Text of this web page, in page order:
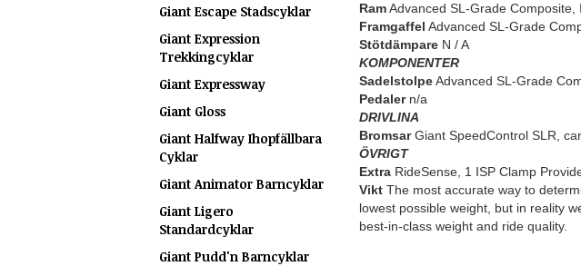
Giant Escape Stadscyklar
Giant Expression
Trekkingcyklar
Giant Expressway
Giant Gloss
Giant Halfway Ihopfällbara
Cyklar
Giant Animator Barncyklar
Giant Ligero
Standardcyklar
Giant Pudd'n Barncyklar
RamAdvanced SL-Grade Composite,
Framgaffel Advanced SL-Grade
StötdämpareN / A
KOMPONENTER
SadelstolpeAdvanced SL-Grade
Pedalern/a
DRIVLINA
BromsarGiant SpeedControl SLR,
ÖVRIGT
ExtraRideSense, 1 ISP Clamp
ViktThe most accurate way to
lowest possible weight, but in reality
best-in-class weight and ride quality.